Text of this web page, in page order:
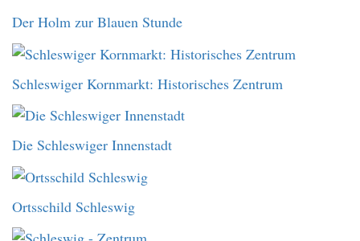
Der Holm zur Blauen Stunde
Schleswiger Kornmarkt: Historisches Zentrum
Die Schleswiger Innenstadt
Ortsschild Schleswig